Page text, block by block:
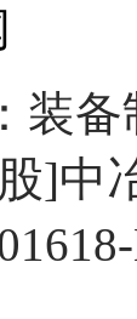
装备
]中